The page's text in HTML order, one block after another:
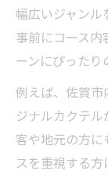
幅広いジャンル
事前にコース
ーンにぴったり
例えば、佐賀市
ジナルカクテ
客や地元の方
スを重視する方